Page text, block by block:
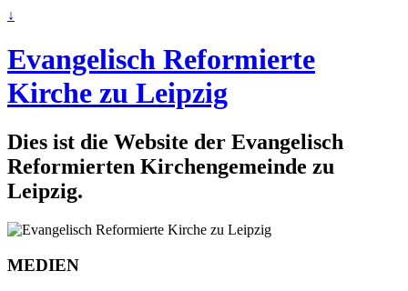
↓
Evangelisch Reformierte
Kirche zu Leipzig
Dies ist die Website der Evangelisch
Reformierten Kirchengemeinde zu
Leipzig.
MEDIEN